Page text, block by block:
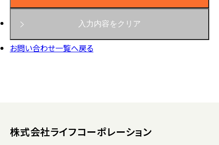
お問い合わせ一覧へ戻る
株式会社ライフコーポレーション